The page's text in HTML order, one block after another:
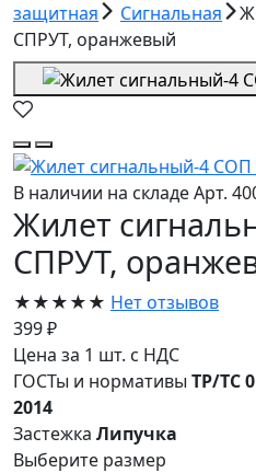
защитная
Сигнальная
СПРУТ, оранжевый
В наличии на складеАрт.
Жилет
СПРУТ,
★★★★★ Нет отзывов
399 ₽
Цена за 1 шт. с НДС
ГОСТы и нормативы ТР/ТС
2014
Застежка Липучка
Выберите размер